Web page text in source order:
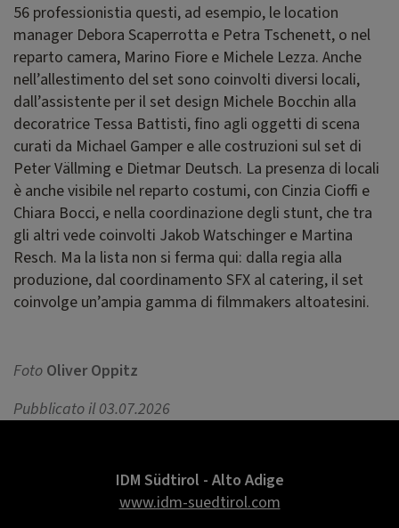
56 professionistia questi, ad esempio, le location
manager Debora Scaperrotta e Petra Tschenett, o nel
reparto camera, Marino Fiore e Michele Lezza. Anche
nell’allestimento del set sono coinvolti diversi locali,
dall’assistente per il set design Michele Bocchin alla
decoratrice Tessa Battisti, fino agli oggetti di scena
curati da Michael Gamper e alle costruzioni sul set di
Peter Vällming e Dietmar Deutsch. La presenza di locali
è anche visibile nel reparto costumi, con Cinzia Cioffi e
Chiara Bocci, e nella coordinazione degli stunt, che tra
gli altri vede coinvolti Jakob Watschinger e Martina
Resch. Ma la lista non si ferma qui: dalla regia alla
produzione, dal coordinamento SFX al catering, il set
coinvolge un’ampia gamma di filmmakers altoatesini.
Foto Oliver Oppitz
Pubblicato il 03.07.2026
IDM Südtirol - Alto Adige
www.idm-suedtirol.com